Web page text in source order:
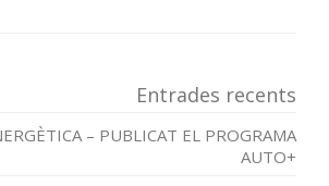
Entrades recents
– PUBLICAT EL PROGRAMA
AUTO+